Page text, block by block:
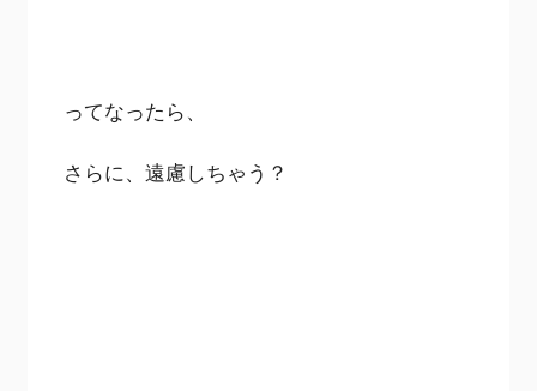
ってなったら、
さらに、遠慮しちゃう？